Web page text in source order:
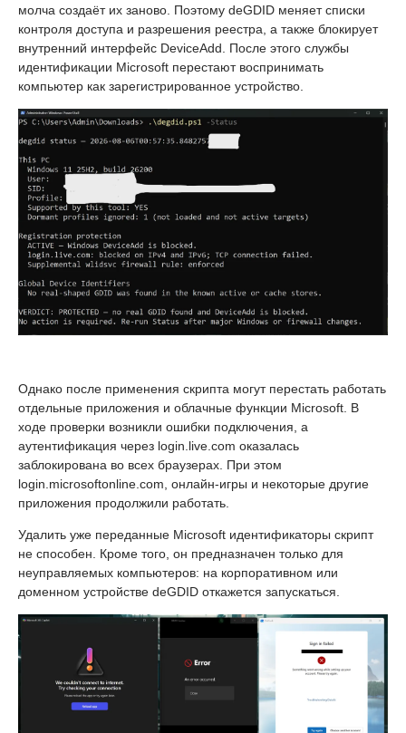
молча создаёт их заново. Поэтому deGDID меняет списки
контроля доступа и разрешения реестра, а также блокирует
внутренний интерфейс DeviceAdd. После этого службы
идентификации Microsoft перестают воспринимать
компьютер как зарегистрированное устройство.
Однако после применения скрипта могут перестать работать
отдельные приложения и облачные функции Microsoft. В
ходе проверки возникли ошибки подключения, а
аутентификация через login.live.com оказалась
заблокирована во всех браузерах. При этом
login.microsoftonline.com, онлайн-игры и некоторые другие
приложения продолжили работать.
Удалить уже переданные Microsoft идентификаторы скрипт
не способен. Кроме того, он предназначен только для
неуправляемых компьютеров: на корпоративном или
доменном устройстве deGDID откажется запускаться.